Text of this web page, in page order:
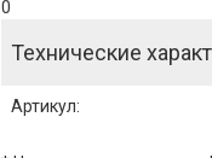
0
Технические
Артикул: